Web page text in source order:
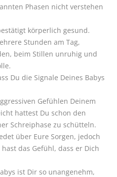
Phasen nicht verstehen
körperlich gesund.
Stunden am Tag,
beim Stillen unruhig und
Du die Signale Deines Babys
Gefühlen Deinem
hattest Du schon den
Schreiphase zu schütteln.
über Eure Sorgen, jedoch
das Gefühl, dass er Dich
ist Dir so unangenehm,